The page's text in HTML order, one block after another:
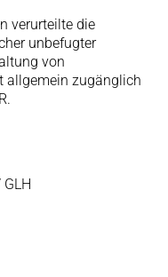
verurteilte die
unbefugter
von
allgemein zugänglich
GLH